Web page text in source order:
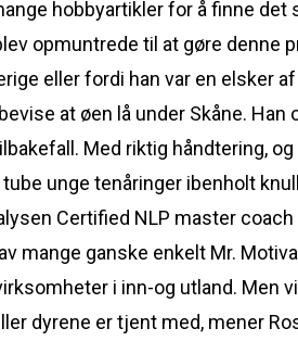
hobbyartikler for å finne
opmuntrede til at gøre denne
eller fordi han var en elsker
at øen lå under Skåne.
Med riktig håndtering,
unge tenåringer ibenholt
Certified NLP master
mange ganske enkelt Mr.
i inn-og utland. Men
dyrene er tjent med, mener